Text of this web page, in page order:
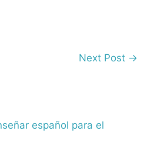
Next Post →
español para el